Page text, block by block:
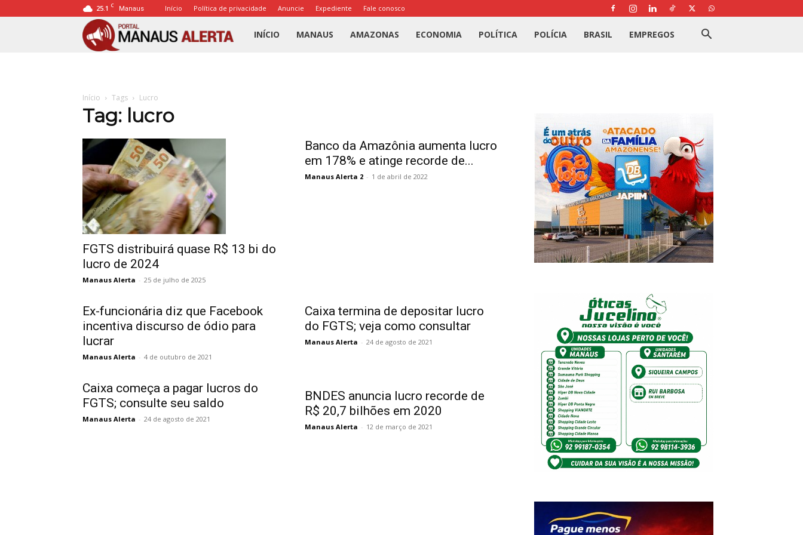
25.1 C Manaus Início Política de privacidade Anuncie Expediente Fale conosco
Portal
INÍCIO MANAUS AMAZONAS ECONOMIA POLÍTICA POLÍCIA BRASIL EMPREGOS
Início Tags Lucro
Tag: lucro
FGTS distribuirá quase R$ 13 bi do
lucro de 2024
Manaus Alerta - 25 de julho de 2025
Banco da Amazônia aumenta lucro
em 178% e atinge recorde de...
Manaus Alerta 2 - 1 de abril de 2022
Ex-funcionária diz que Facebook
incentiva discurso de ódio para
lucrar
Manaus Alerta - 4 de outubro de 2021
Caixa termina de depositar lucro
do FGTS; veja como consultar
Manaus Alerta - 24 de agosto de 2021
Caixa começa a pagar lucros do
FGTS; consulte seu saldo
Manaus Alerta - 24 de agosto de 2021
BNDES anuncia lucro recorde de
R$ 20,7 bilhões em 2020
Manaus Alerta - 12 de março de 2021